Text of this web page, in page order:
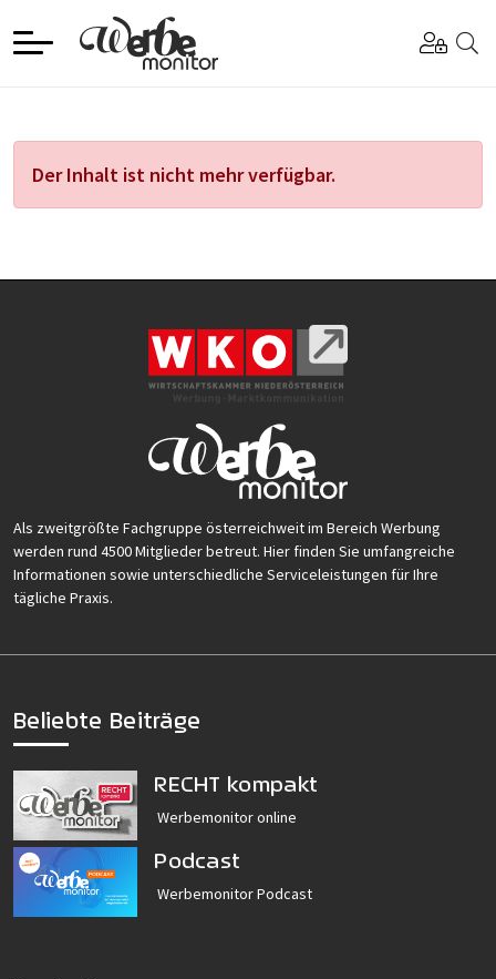
Der Inhalt ist nicht mehr verfügbar.
Als zweitgrößte Fachgruppe österreichweit im Bereich Werbung
werden rund 4500 Mitglieder betreut. Hier finden Sie umfangreiche
Informationen sowie unterschiedliche Serviceleistungen für Ihre
tägliche Praxis.
Beliebte Beiträge
RECHT kompakt
Werbemonitor online
Podcast
Werbemonitor Podcast